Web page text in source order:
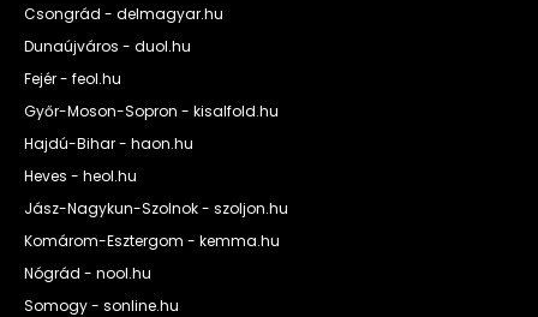
Csongrád - delmagyar.hu
Dunaújváros - duol.hu
Fejér - feol.hu
Győr-Moson-Sopron - kisalfold.hu
Hajdú-Bihar - haon.hu
Heves - heol.hu
Jász-Nagykun-Szolnok - szoljon.hu
Komárom-Esztergom - kemma.hu
Nógrád - nool.hu
Somogy - sonline.hu